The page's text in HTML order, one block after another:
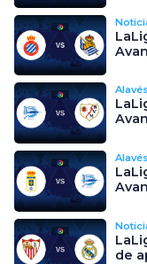
Alavés
Alavés
de